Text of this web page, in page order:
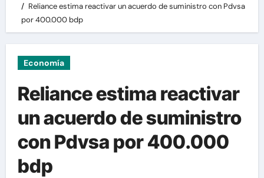
Reliance estima reactivar un acuerdo de suministro con Pdvsa
por 400.000 bdp
Economía
Reliance estima reactivar
un acuerdo de suministro
con Pdvsa por 400.000
bdp